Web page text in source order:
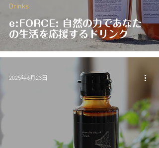
e:FORCE: 自然の力であなた
の生活を応援するドリンク
Drinks
2025年6月23日